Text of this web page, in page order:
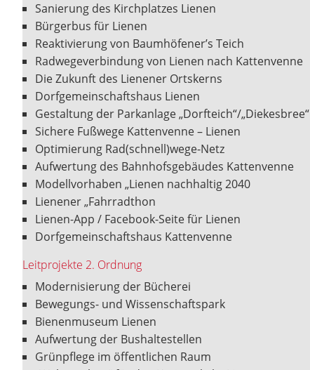
Sanierung des Kirchplatzes Lienen
Bürgerbus für Lienen
Reaktivierung von Baumhöfener’s Teich
Radwegeverbindung von Lienen nach Kattenvenne
Die Zukunft des Lienener Ortskerns
Dorfgemeinschaftshaus Lienen
Gestaltung der Parkanlage „Dorfteich“/„Diekesbree“
Sichere Fußwege Kattenvenne – Lienen
Optimierung Rad(schnell)wege-Netz
Aufwertung des Bahnhofsgebäudes Kattenvenne
Modellvorhaben „Lienen nachhaltig 2040
Lienener „Fahrradthon
Lienen-App / Facebook-Seite für Lienen
Dorfgemeinschaftshaus Kattenvenne
Leitprojekte 2. Ordnung
Modernisierung der Bücherei
Bewegungs- und Wissenschaftspark
Bienenmuseum Lienen
Aufwertung der Bushaltestellen
Grünpflege im öffentlichen Raum